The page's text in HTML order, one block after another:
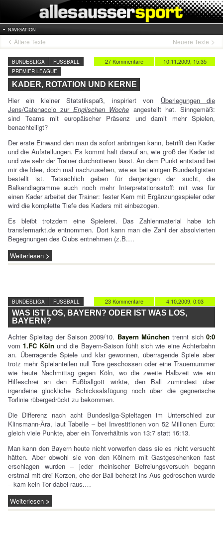
NAVIGATION
Ältere Texte Neuere Texte
10.11.2009, 15:35
27 Kommentare
BUNDESLIGA
FUSSBALL
PREMIER LEAGUE
KADER, ROTATION UND KERNE
Hier ein kleiner Statstikspaß, inspiriert von
Überlegungen die
Jens/Catenaccio zur Englischen Woche angestellt hat. Sinngemäß:
sind Teams mit europäischer Präsenz und damit mehr Spielen,
benachteiligt?
Der erste Einwand den man da sofort anbringen kann, betrifft den Kader
und die Aufstellungen. Es kommt halt darauf an, wie groß der Kader ist
und wie sehr der Trainer durchrotieren lässt. An dem Punkt entstand bei
mir die Idee, doch mal nachzusehen, wie es bei einigen Bundesligisten
bestellt ist. Tatsächlich geben für denjenigen der sucht, die
Balkendiagramme auch noch mehr Interpretationsstoff: mit was für
einen Kader arbeitet der Trainer: fester Kern mit Ergänzungsspieler oder
wird die komplette Tiefe des Kaders mit einbezogen.
Es bleibt trotzdem eine Spielerei. Das Zahlenmaterial habe ich
transfermarkt.de entnommen. Dort kann man die Zahl der absolvierten
Begegnungen des Clubs entnehmen (z.B.…
Weiterlesen
4.10.2009, 0:03
23 Kommentare
BUNDESLIGA FUSSBALL
WAS IST LOS, BAYERN? ODER IST WAS LOS,
BAYERN?
Achter Spieltag der Saison 2009/10. Bayern München trennt sich0:0
vom1.FC Köln und die Bayern-Saison fühlt sich wie eine Achterbahn
an. Überragende Spiele und klar gewonnen, überragende Spiele aber
trotz mehr Spielanteilen null Tore geschossen oder eine Trauernummer
wie heute Nachmittag gegen Köln, wo die zweite Halbzeit wie ein
Hilfeschrei an den Fußballgott wirkte, den Ball zumindest über
irgendeine glückliche Schicksalsfügung noch über die gegnerische
Torlinie rübergedrückt zu bekommen.
Die Differenz nach acht Bundesliga-Spieltagen im Unterschied zur
Klinsmann-Ära, laut Tabelle – bei Investitionen von 52 Millionen Euro:
gleich viele Punkte, aber ein Torverhältnis von 13:7 statt 16:13.
Man kann den Bayern heute nicht vorwerfen dass sie es nicht versucht
hätten. Aber obwohl sie von den Kölnern mit Gastgeschenken fast
erschlagen wurden – jeder rheinischer Befreiungsversuch begann
erstmal mit drei Kerzen, ehe der Ball beherzt ins Aus gedroschen wurde
– kam kein Tor dabei raus.…
Weiterlesen